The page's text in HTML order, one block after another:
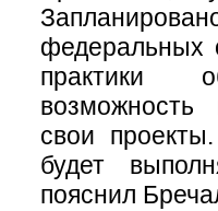
федеральных
практики
возможность
свои
будет
пояснил